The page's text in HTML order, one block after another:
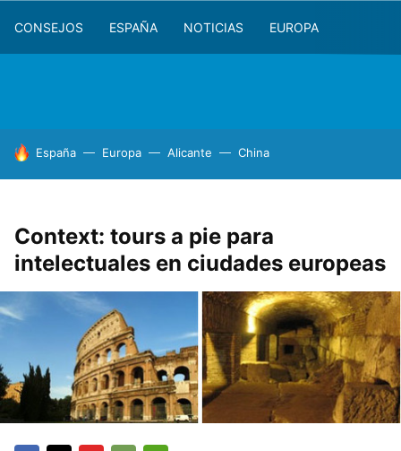
CONSEJOS ESPAÑA NOTICIAS EUROPA
HOY SE HABLA DE
España Europa Alicante China
Context: tours a pie para
intelectuales en ciudades europeas